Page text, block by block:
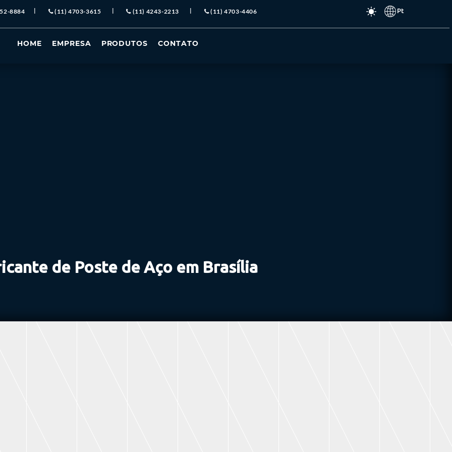
8884 | (11) 4703-3615 | (11) 4243-2213 | (11) 4703-4406 Pt
HOME EMPRESA PRODUTOS CONTATO
de Poste de Aço em Brasília